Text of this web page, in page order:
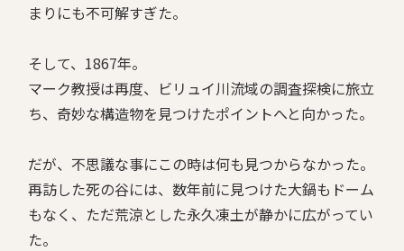
まりにも不可解すぎた。
そして、1867年。
マーク教授は再度、ビリュイ川流域の調査探検に旅立
ち、奇妙な構造物を見つけたポイントへと向かった。
だが、不思議な事にこの時は何も見つからなかった。
再訪した死の谷には、数年前に見つけた大鍋もドーム
もなく、ただ荒涼とした永久凍土が静かに広がってい
た。